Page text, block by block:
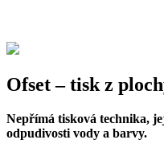
Ofset – tisk z
Nepřímá tisková technika,
odpudivosti vody a barvy.